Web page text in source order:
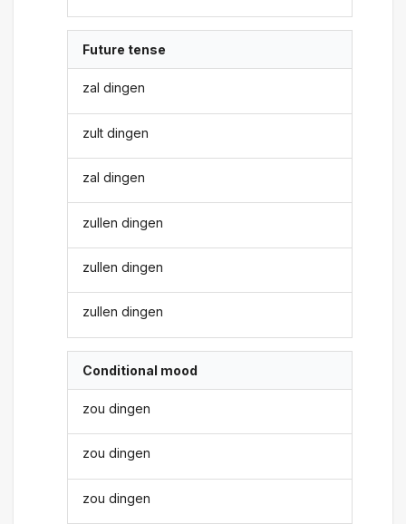
Future tense
zal dingen
zult dingen
zal dingen
zullen dingen
zullen dingen
zullen dingen
Conditional mood
zou dingen
zou dingen
zou dingen